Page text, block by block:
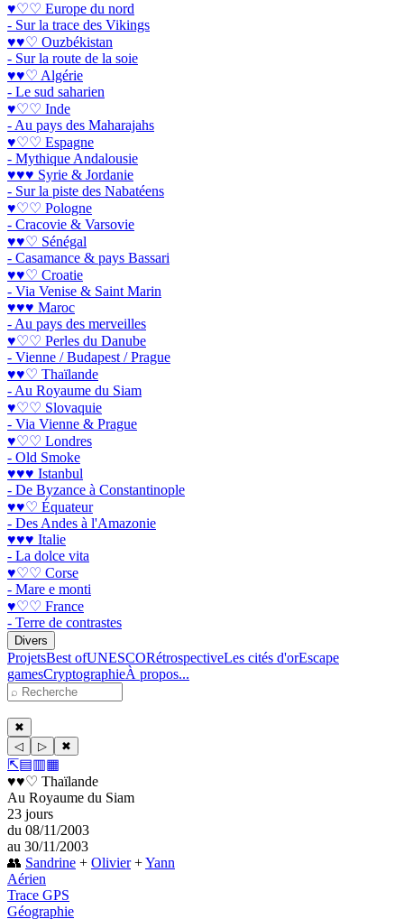
♥♡♡ Europe du nord
- Sur la trace des Vikings
♥♥♡ Ouzbékistan
- Sur la route de la soie
♥♥♡ Algérie
- Le sud saharien
♥♡♡ Inde
- Au pays des Maharajahs
♥♡♡ Espagne
- Mythique Andalousie
♥♥♥ Syrie & Jordanie
- Sur la piste des Nabatéens
♥♡♡ Pologne
- Cracovie & Varsovie
♥♥♡ Sénégal
- Casamance & pays Bassari
♥♥♡ Croatie
- Via Venise & Saint Marin
♥♥♥ Maroc
- Au pays des merveilles
♥♡♡ Perles du Danube
- Vienne / Budapest / Prague
♥♥♡ Thaïlande
- Au Royaume du Siam
♥♡♡ Slovaquie
- Via Vienne & Prague
♥♡♡ Londres
- Old Smoke
♥♥♥ Istanbul
- De Byzance à Constantinople
♥♥♡ Équateur
- Des Andes à l'Amazonie
♥♥♥ Italie
- La dolce vita
♥♡♡ Corse
- Mare e monti
♥♡♡ France
- Terre de contrastes
Divers
ProjetsBest ofUNESCORétrospectiveLes cités d'orEscape
gamesCryptographieÀ propos...
✖
◁
▷ ✖
⇱▤▥▦
♥♥♡ Thaïlande
Au Royaume du Siam
23 jours
du 08/11/2003
au 30/11/2003
👥 Sandrine + Olivier+Yann
Aérien
Trace GPS
Géographie